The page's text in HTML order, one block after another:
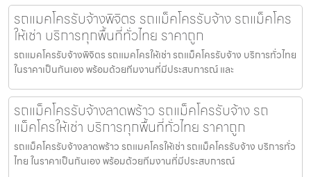
รถแมคโครรับจ้างพิจิตร รถแม็คโครรับจ้าง รถแม็คโคร
ให้เช่า บริการทุกพื้นที่ทั่วไทย ราคาถูก
รถแมคโครรับจ้างพิจิตร รถแมคโครให้เช่า รถแม็คโครรับจ้าง บริการทั่วไทย
ในราคาเป็นกันเอง พร้อมด้วยทีมงานที่มีประสบการณ์ และ
รถแม็คโครรับจ้างลาดพร้าว รถแม็คโครรับจ้าง รถ
แม็คโครให้เช่า บริการทุกพื้นที่ทั่วไทย ราคาถูก
รถแม็คโครรับจ้างลาดพร้าว รถแมคโครให้เช่า รถแม็คโครรับจ้าง บริการทั่ว
ไทย ในราคาเป็นกันเอง พร้อมด้วยทีมงานที่มีประสบการณ์